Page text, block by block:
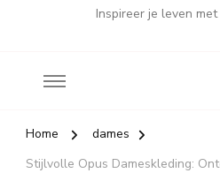
Inspireer je leven
Home
dames
Stijlvolle Opus Dameskleding: